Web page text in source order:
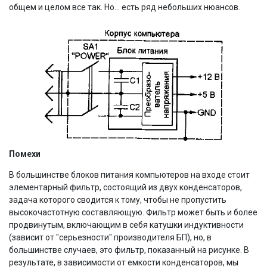
общем и целом все так. Но... есть ряд небольших нюансов.
Помехи
В большинстве блоков питания компьютеров на входе стоит
элементарный фильтр, состоящий из двух конденсаторов,
задача которого сводится к тому, чтобы не пропустить
высокочастотную составляющую. Фильтр может быть и более
продвинутым, включающим в себя катушки индуктивности
(зависит от "серьезности" производителя БП), но, в
большинстве случаев, это фильтр, показанный на рисунке. В
результате, в зависимости от емкости конденсаторов, мы